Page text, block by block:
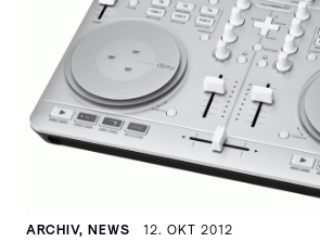
ARCHIV, NEWS 12. OKT 2012